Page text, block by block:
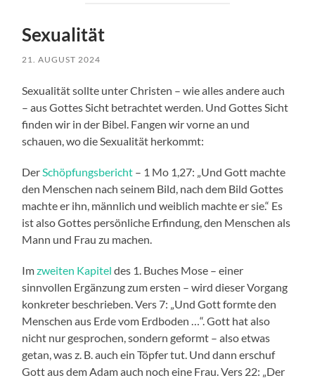
Sexualität
21. AUGUST 2024
Sexualität sollte unter Christen – wie alles andere auch
– aus Gottes Sicht betrachtet werden. Und Gottes Sicht
finden wir in der Bibel. Fangen wir vorne an und
schauen, wo die Sexualität herkommt:
DerSchöpfungsbericht – 1 Mo 1,27: „Und Gott machte
den Menschen nach seinem Bild, nach dem Bild Gottes
machte er ihn, männlich und weiblich machte er sie.“ Es
ist also Gottes persönliche Erfindung, den Menschen als
Mann und Frau zu machen.
Imzweiten Kapitel des 1. Buches Mose – einer
sinnvollen Ergänzung zum ersten – wird dieser Vorgang
konkreter beschrieben. Vers 7: „Und Gott formte den
Menschen aus Erde vom Erdboden …“. Gott hat also
nicht nur gesprochen, sondern geformt – also etwas
getan, was z. B. auch ein Töpfer tut. Und dann erschuf
Gott aus dem Adam auch noch eine Frau. Vers 22: „Der